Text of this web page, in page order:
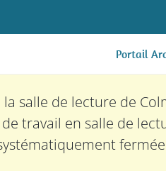
Portail
salle de lecture de
travail en salle de